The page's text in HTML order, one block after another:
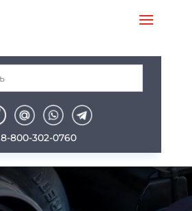
8-800-302-0760